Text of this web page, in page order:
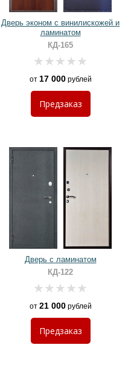
Дверь эконом с винилискожей и
ламинатом
КД-165
от 17 000рублей
Предзаказ
Дверь с ламинатом
КД-122
от 21 000рублей
Предзаказ